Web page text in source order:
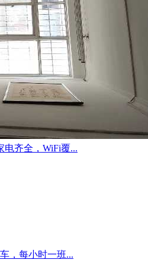
齐全，WiFi覆...
，每小时一班...